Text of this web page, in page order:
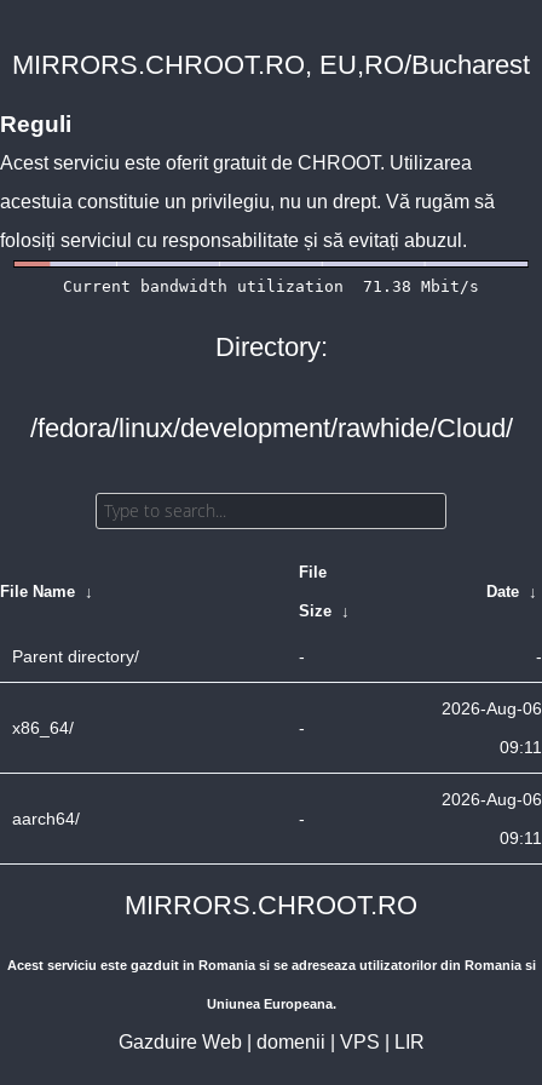
MIRRORS.CHROOT.RO, EU,RO/Bucharest
Reguli
Acest serviciu este oferit gratuit de CHROOT. Utilizarea
acestuia constituie un privilegiu, nu un drept. Vă rugăm să
folosiți serviciul cu responsabilitate și să evitați abuzul.
Directory:
/fedora/linux/development/rawhide/Cloud/
File Name ↓
File
Size ↓
Date ↓
Parent directory/ - -
x86_64/ -
2026-Aug-06
09:11
aarch64/ -
2026-Aug-06
09:11
MIRRORS.CHROOT.RO
Acest serviciu este gazduit in Romania si se adreseaza utilizatorilor din Romania si
Uniunea Europeana.
Gazduire Web| domenii VPS LIR